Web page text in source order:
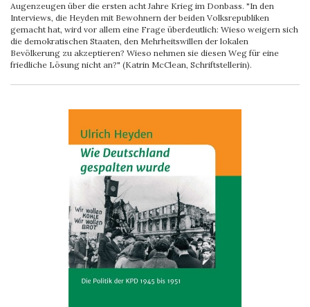
Augenzeugen über die ersten acht Jahre Krieg im Donbass. "In den
Interviews, die Heyden mit Bewohnern der beiden Volksrepubliken
gemacht hat, wird vor allem eine Frage überdeutlich: Wieso weigern sich
die demokratischen Staaten, den Mehrheitswillen der lokalen
Bevölkerung zu akzeptieren? Wieso nehmen sie diesen Weg für eine
friedliche Lösung nicht an?" (Katrin McClean, Schriftstellerin).